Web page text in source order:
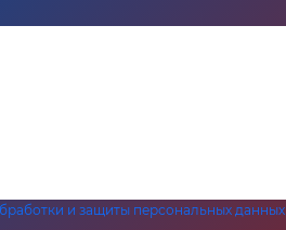
и защиты персональных данных